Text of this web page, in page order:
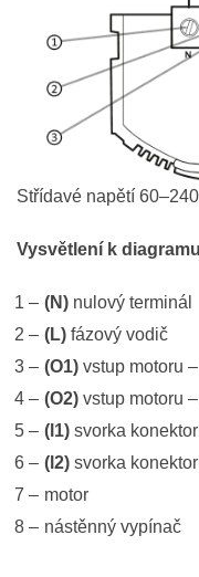
Střídavé napětí
Vysvětlení k
(N) nulový terminál
(L) fázový vodič
(O1) vstup motoru
(O2) vstup motoru
(l1) svorka
(l2) svorka
motor
nástěnný vypínač